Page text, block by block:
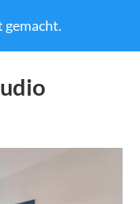
gemacht.